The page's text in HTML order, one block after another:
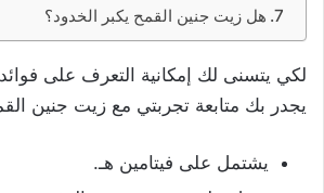
هل زيت جنين القمح يكبر الخدود؟
لكي يتسنى لك إمكانية التعرف على
يجدر بك متابعة تجربتي مع زيت جنين
يشتمل على فيتامين هـ.